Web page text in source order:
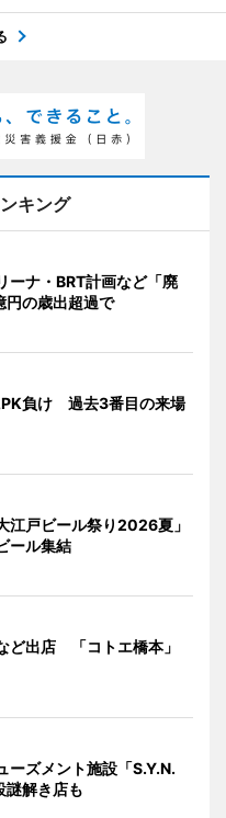
キング
ーナ・BRT計画など「廃
の歳出超過で
PK負け 過去3番目の来場
江戸ビール祭り2026夏」
ール集結
ど出店 「コトエ橋本」
ーズメント施設「S.Y.N.
解き店も